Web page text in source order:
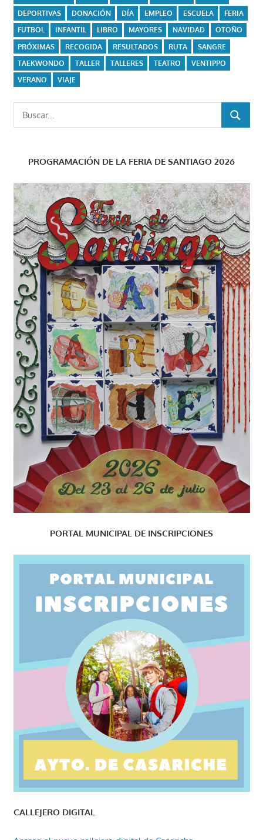
DEPORTIVAS
DONACIÓN DÍA EMPLEO ESCUELA
FERIA
FUTBOL
INFANTIL LIBRO MAYORES NAVIDAD
OTOÑO
PRÓXIMAS
RECOGIDA RESULTADOS RUTA
SANGRE
TAEKWONDO
TALLER TALLERES TEATRO
VENTIPPO
VERANO
VIAJE
Buscar:
BUSCAR
PROGRAMACIÓN DE LA FERIA DE SANTIAGO 2026
PORTAL MUNICIPAL DE INSCRIPCIONES
CALLEJERO DIGITAL